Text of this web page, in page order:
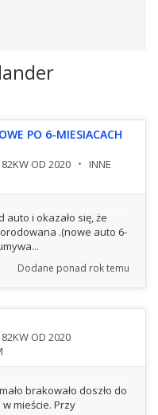
PO 6-MIESIACACH
OD 2020
INNE
i okazało się, że
.(nowe auto 6-
Dodane ponad rok temu
OD 2020
brakowało doszło do
mieście. Przy